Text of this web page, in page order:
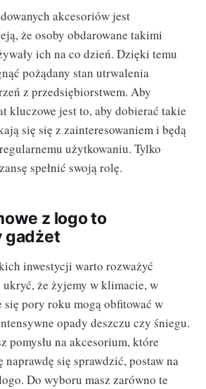
akcesoriów jest
że osoby obdarowane takimi
ich na co dzień. Dzięki temu
pożądany stan utrwalenia
z przedsiębiorstwem. Aby
kluczowe jest to, aby dobierać takie
się się z zainteresowaniem i będą
użytkowaniu. Tylko
spełnić swoją rolę.
z logo to
gadżet
inwestycji warto rozważyć
ukryć, że żyjemy w klimacie, w
pory roku mogą obfitować w
opady deszczu czy śniegu.
pomysłu na akcesorium, które
naprawdę się sprawdzić, postaw na
Do wyboru masz zarówno te